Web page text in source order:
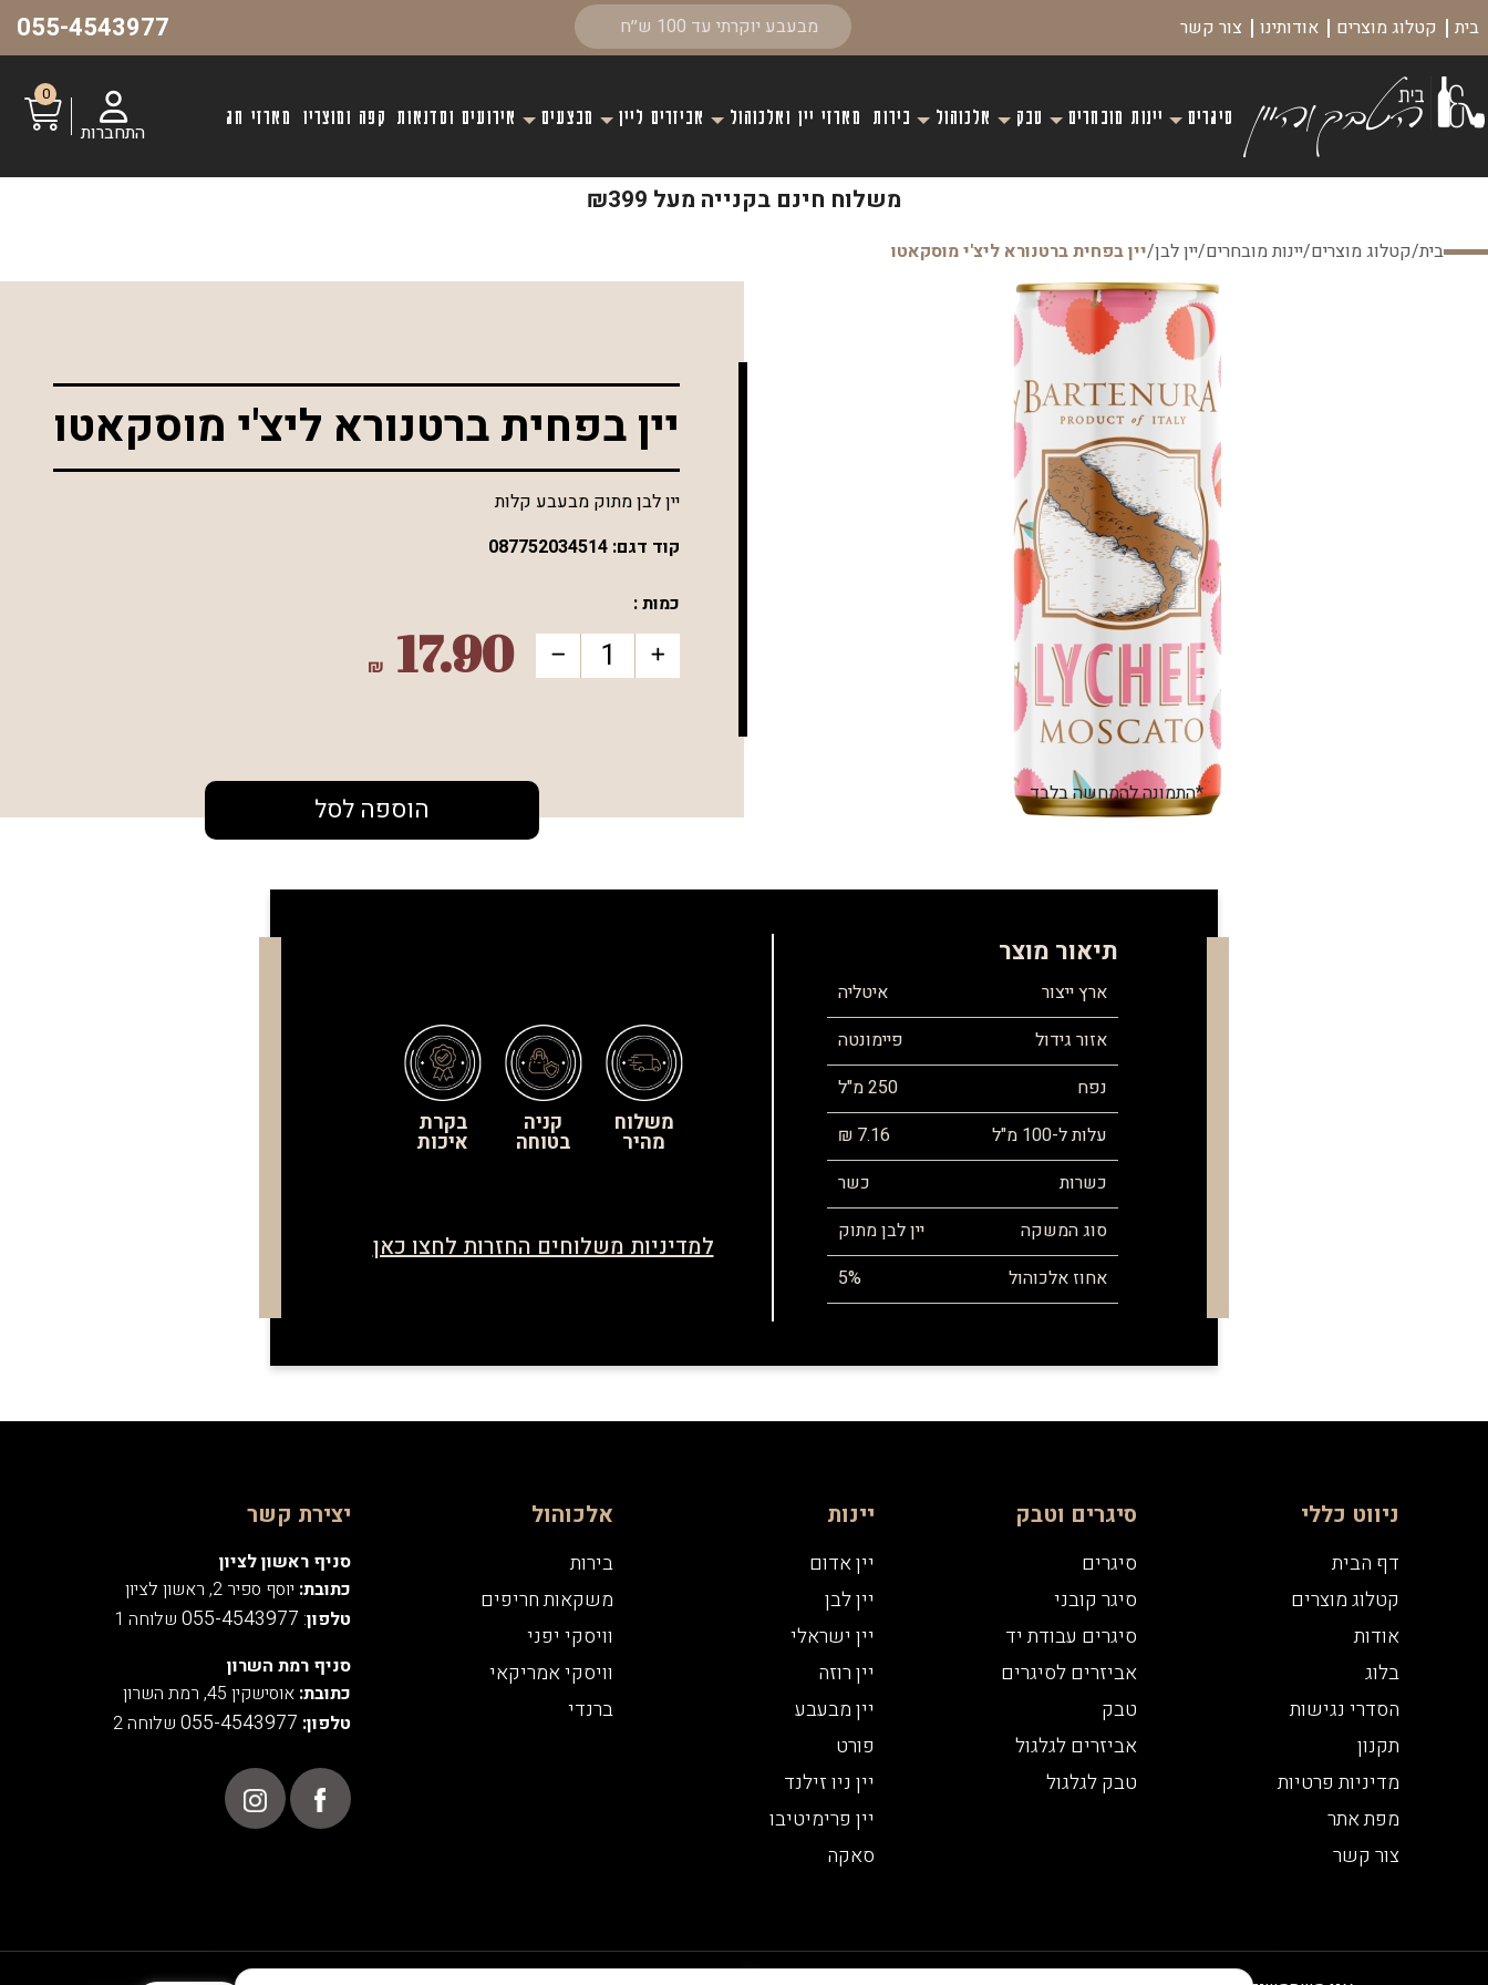
בית קטלוג מוצרים אודותינו צור קשר 055-4543977
סיגרים יינות מובחרים טבק אלכוהול בירות מארזי יין ואלכוהול אביזרים ליין מבצעים אירועים וסדנאות קפה ומוצריו מארזי חג
התחברות
0
משלוח חינם בקנייה מעל ₪399
בית/קטלוג מוצרים/יינות מובחרים/יין לבן/יין בפחית ברטנורא ליצ'י מוסקאטו
*התמונה להמחשה בלבד
יין בפחית ברטנורא ליצ'י מוסקאטו
יין לבן מתוק מבעבע קלות
קוד דגם: 087752034514
כמות :
17.90
₪
הוספה לסל
תיאור מוצר
ארץ ייצור
איטליה
אזור גידול
פיימונטה
נפח
250 מ"ל
עלות ל-100 מ"ל
7.16 ₪
כשרות
כשר
סוג המשקה
יין לבן מתוק
אחוז אלכוהול
5%
משלוח
מהיר
קניה
בטוחה
בקרת
איכות
למדיניות משלוחים החזרות לחצו כאן
ניווט כללי
דף הבית
קטלוג מוצרים
אודות
בלוג
הסדרי נגישות
תקנון
מדיניות פרטיות
מפת אתר
צור קשר
סיגרים וטבק
סיגרים
סיגר קובני
סיגרים עבודת יד
אביזרים לסיגרים
טבק
אביזרים לגלגול
טבק לגלגול
יינות
יין אדום
יין לבן
יין ישראלי
יין רוזה
יין מבעבע
פורט
יין ניו זילנד
יין פרימיטיבו
סאקה
אלכוהול
בירות
משקאות חריפים
וויסקי יפני
וויסקי אמריקאי
ברנדי
יצירת קשר
סניף ראשון לציון
כתובת: יוסף ספיר 2, ראשון לציון
טלפון:
055-4543977 שלוחה 1
סניף רמת השרון
כתובת:אוסישקין 45, רמת השרון
טלפון: 055-4543977 שלוחה 2